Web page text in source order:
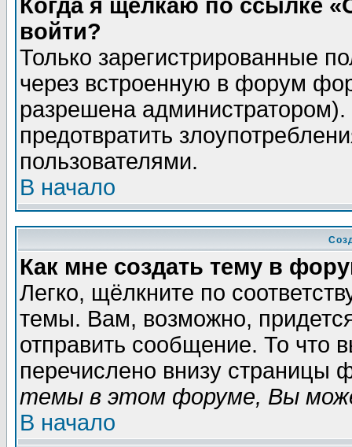
Когда я щёлкаю по ссылке
войти?
Только зарегистрированные
через встроенную в форум
разрешена
предотвратить
пользователями.
В начало
Как мне создать тему в
Легко, щёлкните по
темы. Вам, возможно,
отправить сообщение. То что
перечислено внизу страницы
темы в этом форуме, Вы
В начало